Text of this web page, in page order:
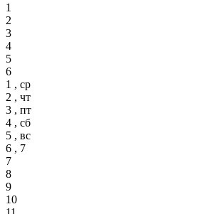
1
2
3
4
5
6
1 , ср
2 , чт
3 , пт
4 , сб
5 , вс
6 , 7
7
8
9
10